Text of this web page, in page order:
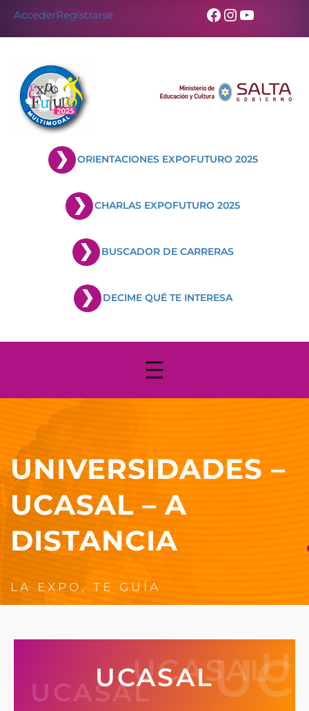
content
AccederRegistrarse Facebook
Instagram
YouTube
ORIENTACIONES EXPOFUTURO 2025
CHARLAS EXPOFUTURO 2025
BUSCADOR DE CARRERAS
DECIME QUÉ TE INTERESA
UNIVERSIDADES –
UCASAL – A
DISTANCIA
UCASAL
UCASAL
UCASAL